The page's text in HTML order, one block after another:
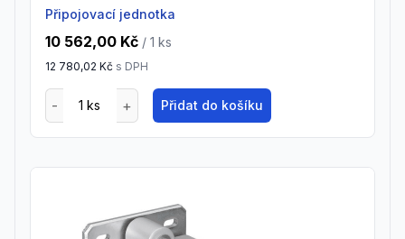
Připojovací jednotka
10 562,00 Kč / 1 ks
12 780,02 Kč s DPH
Přidat do košíku